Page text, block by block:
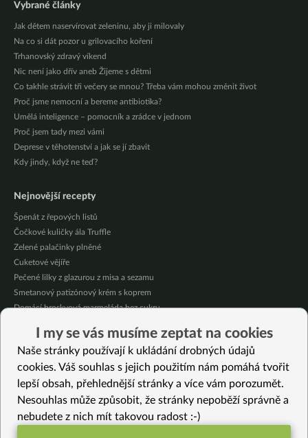
Vybrané články
Jak dětem naservírovat zeleninu, aby ji milovaly
Na co si dát pozor u grilovacího koření
Trhanovský zdravý víkend
Nic není jako dřív aneb Žijeme s dětmi
Co takhle strávit tři večery se mnou? Třeba vám mohou změnit život
Proč jsme nemocní a bereme antibiotika?
Umělá inteligence – pomocník a zrádce v jednom
Proč jsem tady mezi vámi
Deprese v těhotenství a jak se jí zbavit
Kdy jindy, když ne teď?
Nejnovější recepty
Špenát z řepových listů
Čočkové kuličky ála Truffle
Zelené palačinky plněné
Cuketové vějíře
Pečené lilky z glazurou z misa a sezamu
Smetanový patizónový krém s koprem
Domácí broskvová marmeláda bez cukru
Citrónové jablečné muffiny se sójovou šlehačkou
Oves provoněný citrónem a bazalkou
Vybrané recepty
Střapačky se zelím a tempehem
Kedlubnová polévka s ovesnými vločkami
I my se vás musíme zeptat na cookies
Naše stránky používají k ukládání drobných údajů
cookies. Váš souhlas s jejich použitím nám pomáhá tvořit
lepší obsah, přehlednější stránky a více vám porozumět.
Nesouhlas může způsobit, že stránky nepoběží správně a
nebudete z nich mít takovou radost :-)